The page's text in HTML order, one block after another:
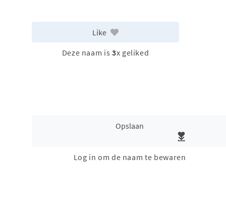
Like
Deze naam is 3x geliked
Opslaan
Log in om de naam te bewaren